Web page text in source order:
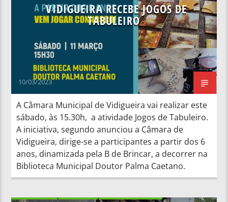
VIDIGUEIRA RECEBE JOGOS DE
TABULEIRO
10/03/2023
A Câmara Municipal de Vidigueira vai realizar este
sábado, às 15.30h, a atividade Jogos de Tabuleiro.
A iniciativa, segundo anunciou a Câmara de
Vidigueira, dirige-se a participantes a partir dos 6
anos, dinamizada pela B de Brincar, a decorrer na
Biblioteca Municipal Doutor Palma Caetano.